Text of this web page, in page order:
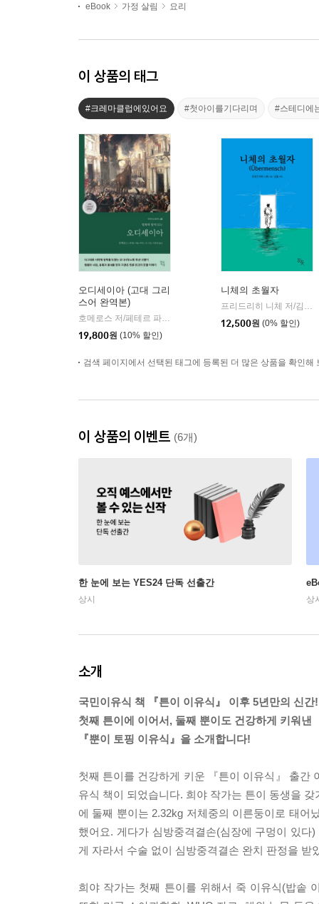
eBook 가정 살림 요리
이 상품의 태그
#크레마클럽에있어요 #첫아이를기다리며 #스테디에
오디세이아 (고대 그리
스어 완역본)
| 현대지성
19,800원 (10% 할인)
니체의 초월자
12,500원 (0% 할인)
검색 페이지에서 선택된 태그에 등록된 더 많은 상품을 확인해
이 상품의 이벤트 (6개)
한 눈에 보는 YES24 단독 선출간
상시 상
소개
국민이유식 책 『튼이 이유식』 이후 5년만의 신간!
첫째 튼이에 이어서, 둘째 뿐이도 건강하게 키워낸
『뿐이 토핑 이유식』을 소개합니다!
첫째 튼이를 건강하게 키운 『튼이 이유식』 출간
유식 책이 되었습니다. 희야 작가는 튼이 동생을
에 둘째 뿐이는 2.32kg 저체중의 이른둥이로 태어
했어요. 게다가 심방중격결손(심장에 구멍이 있
게 자라서 수술 없이 심방중격결손 완치 판정을 받
희야 작가는 첫째 튼이를 위해서 죽 이유식(밥솥